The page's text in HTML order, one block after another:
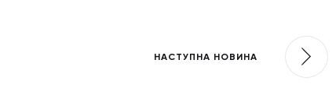
НАСТУПНА НОВИНА